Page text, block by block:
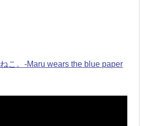
こ。-Maru wears the blue paper